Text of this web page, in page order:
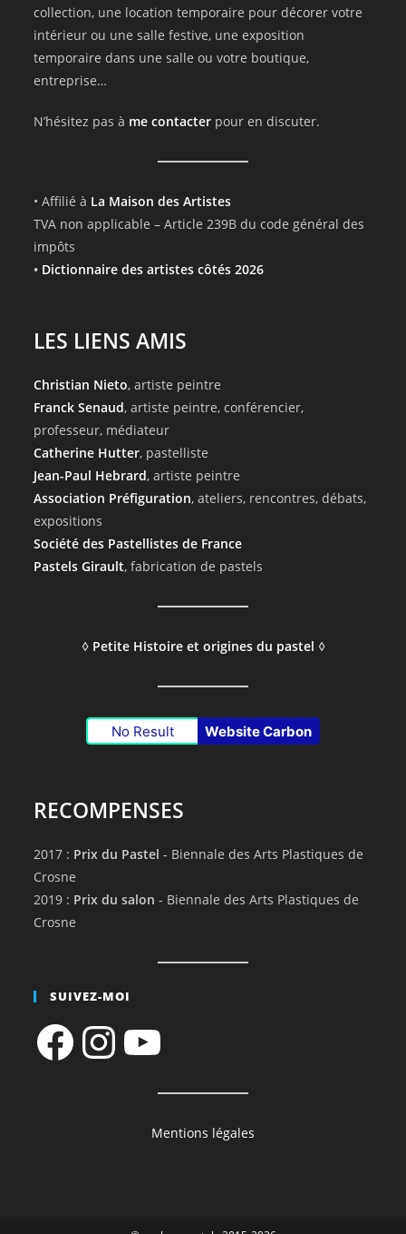
collection, une location temporaire pour décorer votre
intérieur ou une salle festive, une exposition
temporaire dans une salle ou votre boutique,
entreprise…
N’hésitez pas à me contacter pour en discuter.
• Affilié à La Maison des Artistes
TVA non applicable – Article 239B du code général des
impôts
• Dictionnaire des artistes côtés 2026
LES LIENS AMIS
Christian Nieto, artiste peintre
Franck Senaud, artiste peintre, conférencier,
professeur, médiateur
Catherine Hutter, pastelliste
Jean-Paul Hebrard, artiste peintre
Association Préfiguration, ateliers, rencontres, débats,
expositions
Société des Pastellistes de France
Pastels Girault, fabrication de pastels
◊ Petite Histoire et origines du pastel ◊
No Result Website Carbon
RECOMPENSES
2017 : Prix du Pastel - Biennale des Arts Plastiques de
Crosne
2019 : Prix du salon - Biennale des Arts Plastiques de
Crosne
SUIVEZ-MOI
FacebookInstagramYouTube
Mentions légales